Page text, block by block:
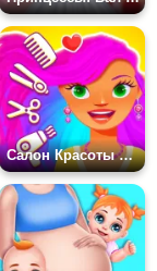
Салон Красоты Дива